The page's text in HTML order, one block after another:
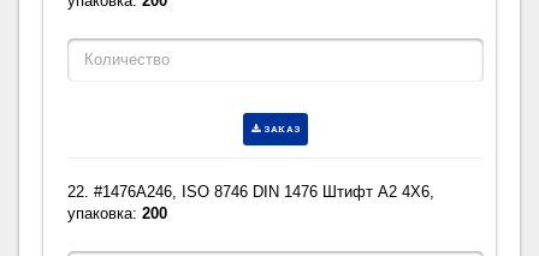
ЗАКАЗ
22. #1476A246, ISO 8746 DIN 1476 Штифт A2 4X6,
упаковка:200